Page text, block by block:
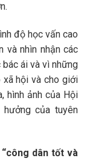
độ học vấn cao
và nhìn nhận các
ái và vì những
hội và cho giới
hình ảnh của Hội
của tuyên
dân tốt và